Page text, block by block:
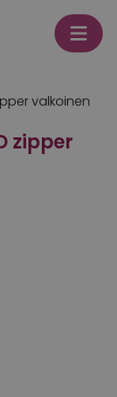
valkoinen
zipper